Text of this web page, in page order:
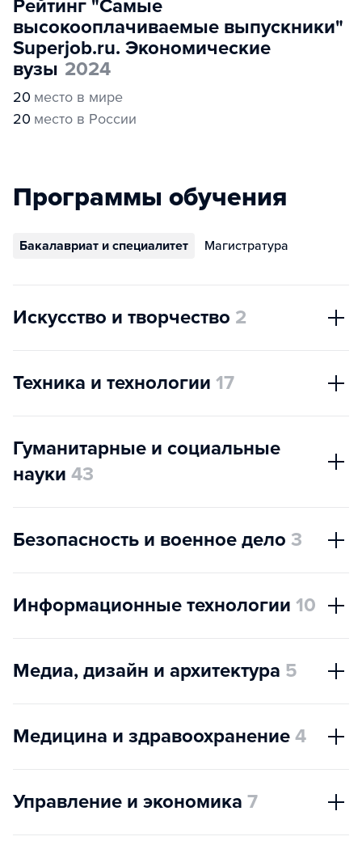
Рейтинг "Самые
высокооплачиваемые выпускники"
Superjob.ru. Экономические
вузы 2024
20 место в мире
20 место в России
Программы обучения
Бакалавриат и специалитет Магистратура
Искусство и творчество 2
Техника и технологии 17
Гуманитарные и социальные
науки 43
Безопасность и военное дело 3
Информационные технологии 10
Медиа, дизайн и архитектура 5
Медицина и здравоохранение 4
Управление и экономика 7